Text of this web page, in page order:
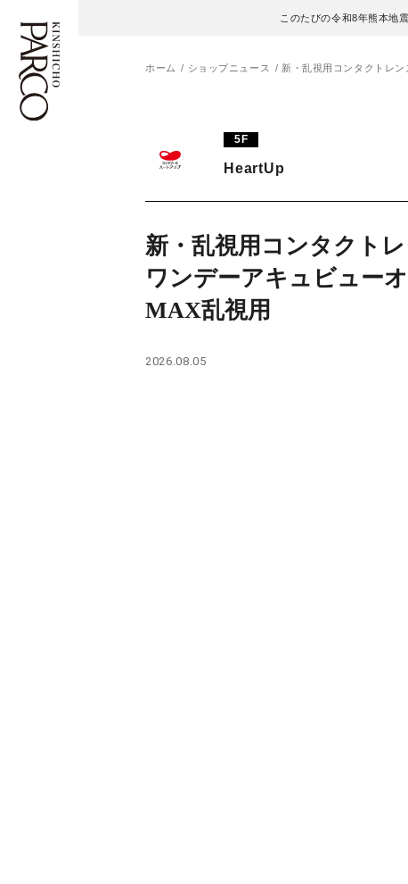
このたびの令和8年熊本地
施設案内・アクセス
レストラン・カフェ
ภาษาไทย
ホーム ショップニュース 新・乱視用コンタクトレ
5F
HeartUp
新・乱視用コンタクト
ワンデーアキュビュー
MAX乱視用
2026.08.05